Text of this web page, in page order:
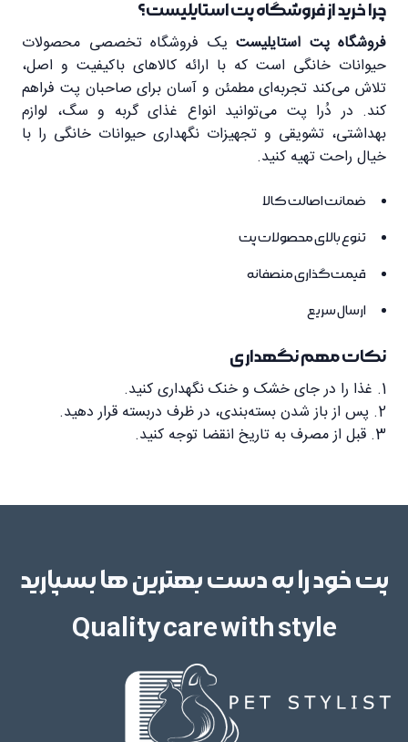
برند مفید (Mofid)
نوع غذا غذای خشک گربه
مناسب برای
مرحله راهنمای مصرف
1 مقدار غذا را متناسب با وزن و سن گربه تعیین کنید.
همیشه آب تازه و تمیز در کنار غذا قرار دهید.
چرا خرید از فروشگاه پت استایلیست؟
فروشگاه پت استایلیست یک فروشگاه تخصصی محصولات
حیوانات خانگی است که با ارائه کالاهای باکیفیت و اصل،
تلاش می‌کند تجربه‌ای مطمئن و آسان برای صاحبان پت فراهم
کند. در دُرا پت می‌توانید انواع غذای گربه و سگ، لوازم
بهداشتی، تشویقی و تجهیزات نگهداری حیوانات خانگی را با
خیال راحت تهیه کنید.
ضمانت اصالت کالا
تنوع بالای محصولات پت
قیمت‌گذاری منصفانه
ارسال سریع
نکات مهم نگهداری
1. غذا را در جای خشک و خنک نگهداری کنید.
2. پس از باز شدن بسته‌بندی، در ظرف دربسته قرار دهید.
3. قبل از مصرف به تاریخ انقضا توجه کنید.
پت خود را به دست بهترین ها بسپارید
Quality care with style